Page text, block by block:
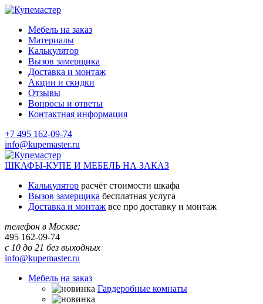
Мебель на заказ
Материалы
Калькулятор
Вызов замерщика
Доставка и монтаж
Акции и скидки
Отзывы
Вопросы и ответы
Контактная информация
+7 495 162-09-74
info@kupemaster.ru
ШКАФЫ-КУПЕ И МЕБЕЛЬ НА ЗАКАЗ
Калькулятор расчёт стоимости шкафа
Вызов замерщика бесплатная услуга
Доставка и монтаж все про доставку и монтаж
телефон в Москве:
495 162-09-74
с 10 до 21 без выходных
info@kupemaster.ru
Мебель на заказ
Гардеробные комнаты